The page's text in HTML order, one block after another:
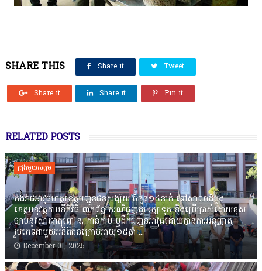
SHARE THIS Share it Tweet
Share it Share it Pin it
RELATED POSTS
ជ្រុងមួយសង្គម
កងរាជឣាវុធហត្ថខេត្តបញ្ជូនជនសង្ស័យ ចំនួន១៤នាក់ ទៅសាលាដំបូង
ខេត្តឣនុវត្តតាមនីតិវិធី ពាក់ព័ន្ធ ករណីជួញដូរ រក្សាទុក និងប្រើប្រាស់ដោយខុស
ច្បាប់នូវសារធាតុញៀន, កាន់កាប់ ឬដឹកជញ្ជូនអាវុធដោយគ្មានការអនុញ្ញាត,
រួមភេទជាមួយអនីតិជនក្រោមអាយុ១៥ឆ្នាំ ...
December 01, 2025